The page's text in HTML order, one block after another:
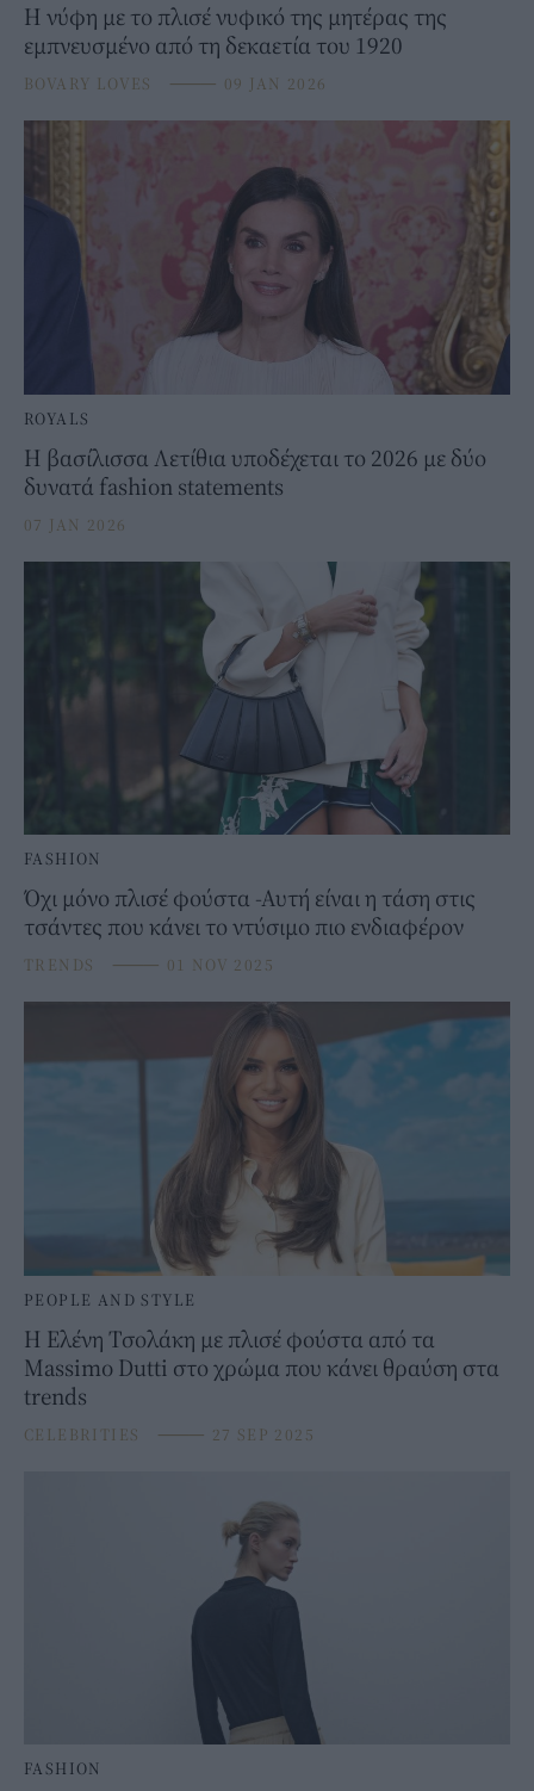
Η νύφη με το πλισέ νυφικό της μητέρας της
εμπνευσμένο από τη δεκαετία του 1920
BOVARY LOVES ⸻ 09 JAN 2026
ROYALS
Η βασίλισσα Λετίθια υποδέχεται το 2026 με δύο
δυνατά fashion statements
07 JAN 2026
FASHION
Όχι μόνο πλισέ φούστα -Αυτή είναι η τάση στις
τσάντες που κάνει το ντύσιμο πιο ενδιαφέρον
TRENDS ⸻ 01 NOV 2025
PEOPLE AND STYLE
Η Ελένη Τσολάκη με πλισέ φούστα από τα
Massimo Dutti στο χρώμα που κάνει θραύση στα
trends
CELEBRITIES ⸻ 27 SEP 2025
FASHION